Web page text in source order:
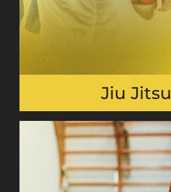
Jiu Jitsu